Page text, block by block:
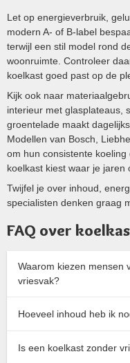
Let op energieverbruik,
modern A- of B-label
terwijl een stil model rond
woonruimte. Controleer
koelkast goed past op de
Kijk ook naar
interieur met glasplateaus,
groentelade maakt
Modellen van Bosch,
om hun consistente
koelkast kiest waar je jaren
Twijfel je over inhoud,
specialisten denken graag
FAQ over
Waarom kiezen mensen
vriesvak?
Hoeveel inhoud heb ik
Is een koelkast zonder